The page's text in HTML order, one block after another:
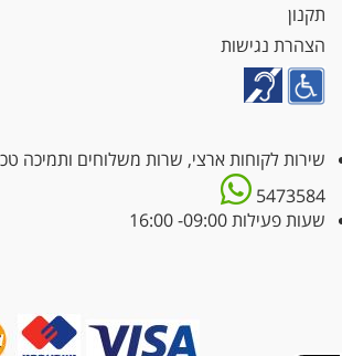
תקנון
הצהרת נגישות
שירות לקוחות ארצי, שרות משלוחים ותמיכה
5473584
שעות פעילות 09:00- 16:00